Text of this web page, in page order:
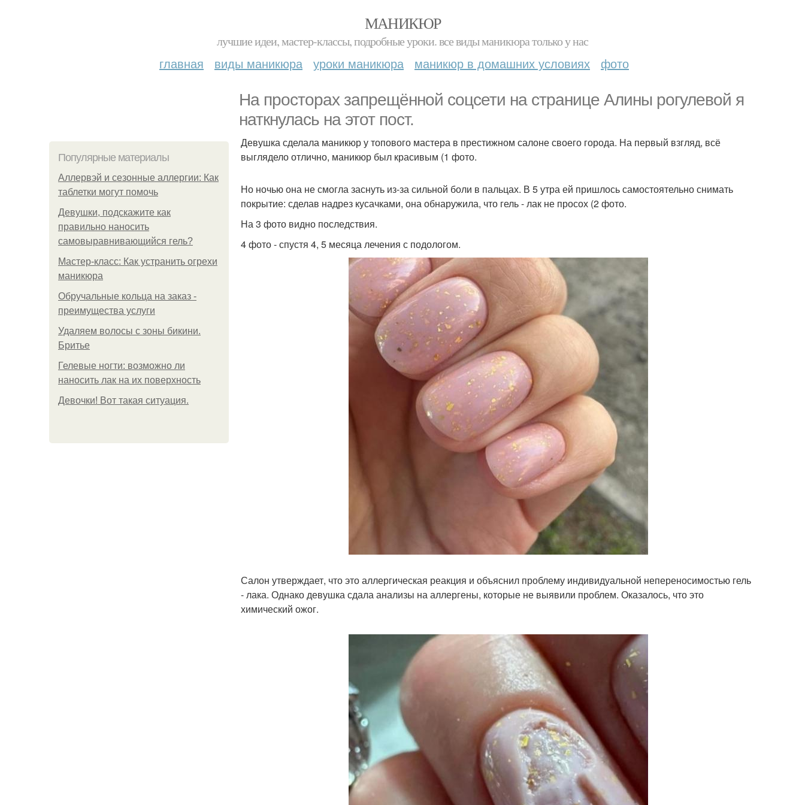
МАНИКЮР
лучшие идеи, мастер-классы, подробные уроки. все виды маникюра только у нас
главная виды маникюра уроки маникюра маникюр в домашних условиях фото
На просторах запрещённой соцсети на странице Алины рогулевой я
наткнулась на этот пост.
Популярные материалы
Аллервэй и сезонные аллергии: Как
таблетки могут помочь
Девушки, подскажите как
правильно наносить
самовыравнивающийся гель?
Мастер-класс: Как устранить огрехи
маникюра
Обручальные кольца на заказ -
преимущества услуги
Удаляем волосы с зоны бикини.
Бритье
Гелевые ногти: возможно ли
наносить лак на их поверхность
Девочки! Вот такая ситуация.
Девушка сделала маникюр у топового мастера в престижном салоне своего города. На первый взгляд, всё
выглядело отлично, маникюр был красивым (1 фото.
Но ночью она не смогла заснуть из-за сильной боли в пальцах. В 5 утра ей пришлось самостоятельно снимать
покрытие: сделав надрез кусачками, она обнаружила, что гель - лак не просох (2 фото.
На 3 фото видно последствия.
4 фото - спустя 4, 5 месяца лечения с подологом.
Салон утверждает, что это аллергическая реакция и объяснил проблему индивидуальной непереносимостью гель
- лака. Однако девушка сдала анализы на аллергены, которые не выявили проблем. Оказалось, что это
химический ожог.